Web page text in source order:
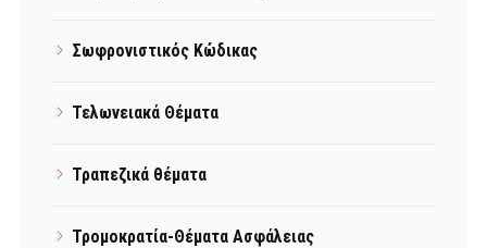
Σωφρονιστικός Κώδικας
Τελωνειακά Θέματα
Τραπεζικά θέματα
Τρομοκρατία-Θέματα Ασφάλειας